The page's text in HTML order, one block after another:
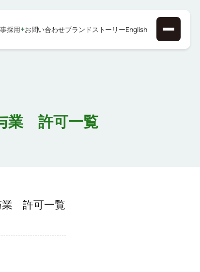
採用+お問い合わせブランドストーリーEnglish
業 許可一覧
業 許可一覧